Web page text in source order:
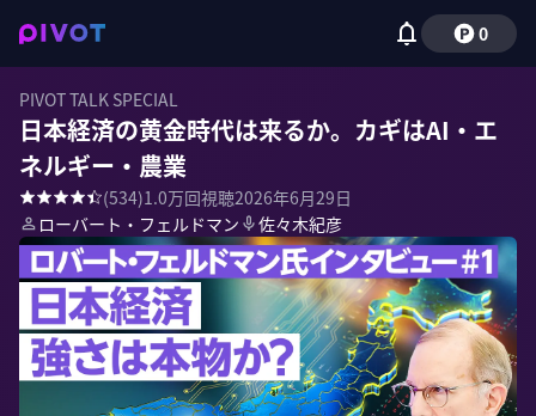
0
PIVOT TALK SPECIAL
日本経済の黄金時代は来るか。カギはAI・エ
ネルギー・農業
(534)1.0万回視聴2026年6月29日
ローバート・フェルドマン
佐々木紀彦